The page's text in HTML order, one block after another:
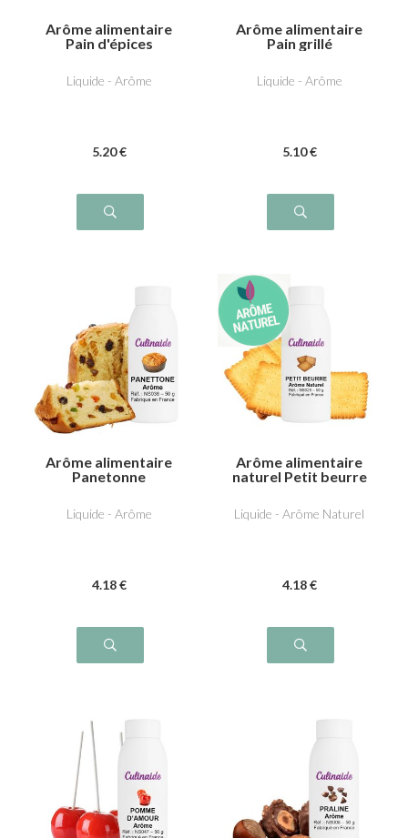
Arôme alimentaire
Pain d'épices
Liquide - Arôme
5.20 €
Arôme alimentaire
Pain grillé
Liquide - Arôme
5.10 €
Arôme alimentaire
Panetonne
Liquide - Arôme
4.18 €
Arôme alimentaire
naturel Petit beurre
Liquide - Arôme Naturel
4.18 €